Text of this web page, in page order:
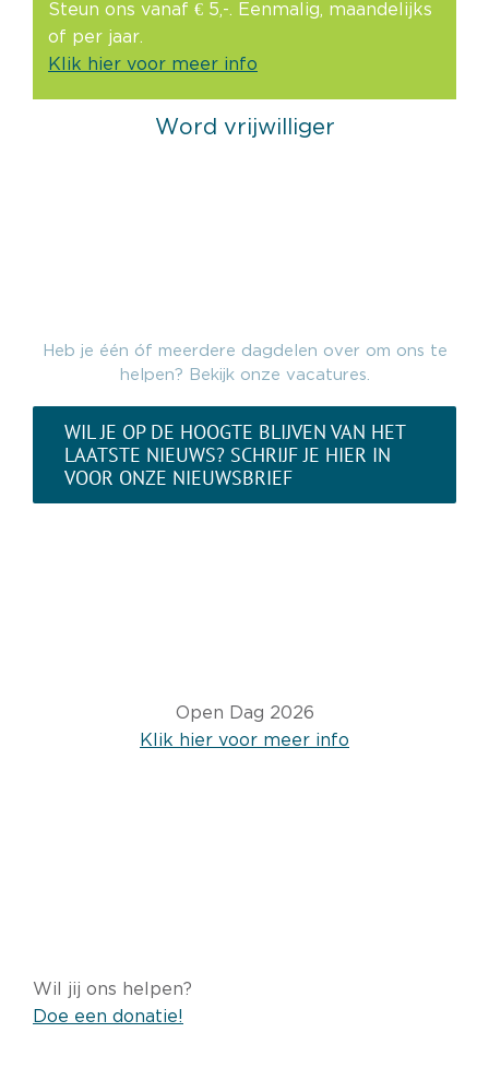
Steun ons vanaf € 5,-. Eenmalig, maandelijks
of per jaar.
Klik hier voor meer info
Word vrijwilliger
Heb je één óf meerdere dagdelen over om ons te
helpen? Bekijk onze vacatures.
WIL JE OP DE HOOGTE BLIJVEN VAN HET
LAATSTE NIEUWS? SCHRIJF JE HIER IN
VOOR ONZE NIEUWSBRIEF
Open Dag 2026
Klik hier voor meer info
Wil jij ons helpen?
Doe een donatie!